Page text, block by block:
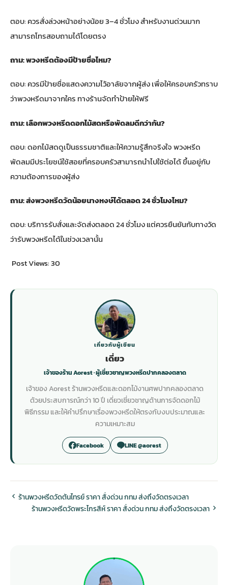
ตอบ: ควรสั่งล่วงหน้าอย่างน้อย 3–4 ชั่วโมง สำหรับงานด่วนมาก
สามารถโทรสอบถามได้โดยตรง
ถาม: พวงหรีดต้องมีป้ายชื่อไหม?
ตอบ: ควรมีป้ายชื่อแสดงความไว้อาลัยจากผู้ส่ง เพื่อให้ครอบครัวทราบ
ว่าพวงหรีดมาจากใคร ทางร้านจัดทำป้ายให้ฟรี
ถาม: เลือกพวงหรีดดอกไม้สดหรือพัดลมดีกว่ากัน?
ตอบ: ดอกไม้สดดูเป็นธรรมชาติและให้ความรู้สึกจริงใจ พวงหรีด
พัดลมมีประโยชน์ใช้สอยที่ครอบครัวสามารถนำไปใช้ต่อได้ ขึ้นอยู่กับ
ความต้องการของผู้ส่ง
ถาม: ส่งพวงหรีดวัดน้อยนางหงษ์ได้ตลอด 24 ชั่วโมงไหม?
ตอบ: บริการรับสั่งและจัดส่งตลอด 24 ชั่วโมง แต่ควรยืนยันกับทางวัด
ว่ารับพวงหรีดได้ในช่วงเวลานั้น
Post Views:30
เกี่ยวกับผู้เขียน
เดี่ยว
เจ้าของร้าน Aorest · ผู้เชี่ยวชาญพวงหรีดปากคลองตลาด
เจ้าของ Aorest ร้านพวงหรีดและดอกไม้งานศพปากคลองตลาด
ด้วยประสบการณ์กว่า 10 ปี เดี่ยวเชี่ยวชาญด้านการจัดดอกไม้
พิธีกรรม และให้คำปรึกษาเรื่องพวงหรีดให้ตรงกับงบประมาณและ
ความเหมาะสม
Facebook LINE @aorest
ร้านพวงหรีดวัดต้นไทรย์ ราคา สั่งด่วน กทม ส่งถึงวัดตรงเวลา
ร้านพวงหรีดวัดพระไกรสีห์ ราคา สั่งด่วน กทม ส่งถึงวัดตรงเวลา